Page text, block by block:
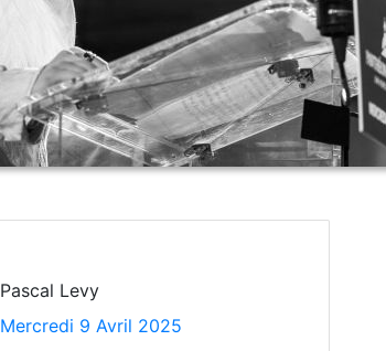
Pascal Levy
Mercredi 9 Avril 2025